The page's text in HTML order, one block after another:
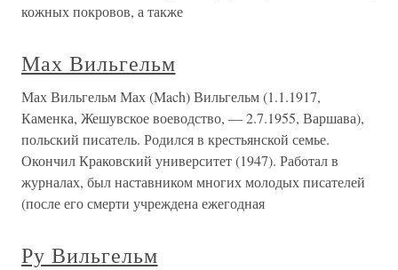
кожных покровов, а также
Мах Вильгельм
Мах Вильгельм Мах (Mach) Вильгельм (1.1.1917,
Каменка, Жешувское воеводство, — 2.7.1955, Варшава),
польский писатель. Родился в крестьянской семье.
Окончил Краковский университет (1947). Работал в
журналах, был наставником многих молодых писателей
(после его смерти учреждена ежегодная
Ру Вильгельм